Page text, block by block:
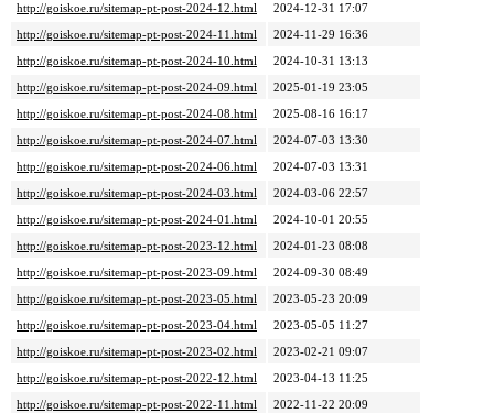
http://goiskoe.ru/sitemap-pt-post-2024-12.html
2024-12-31 17:07
http://goiskoe.ru/sitemap-pt-post-2024-11.html
2024-11-29 16:36
http://goiskoe.ru/sitemap-pt-post-2024-10.html
2024-10-31 13:13
http://goiskoe.ru/sitemap-pt-post-2024-09.html
2025-01-19 23:05
http://goiskoe.ru/sitemap-pt-post-2024-08.html
2025-08-16 16:17
http://goiskoe.ru/sitemap-pt-post-2024-07.html
2024-07-03 13:30
http://goiskoe.ru/sitemap-pt-post-2024-06.html
2024-07-03 13:31
http://goiskoe.ru/sitemap-pt-post-2024-03.html
2024-03-06 22:57
http://goiskoe.ru/sitemap-pt-post-2024-01.html
2024-10-01 20:55
http://goiskoe.ru/sitemap-pt-post-2023-12.html
2024-01-23 08:08
http://goiskoe.ru/sitemap-pt-post-2023-09.html
2024-09-30 08:49
http://goiskoe.ru/sitemap-pt-post-2023-05.html
2023-05-23 20:09
http://goiskoe.ru/sitemap-pt-post-2023-04.html
2023-05-05 11:27
http://goiskoe.ru/sitemap-pt-post-2023-02.html
2023-02-21 09:07
http://goiskoe.ru/sitemap-pt-post-2022-12.html
2023-04-13 11:25
http://goiskoe.ru/sitemap-pt-post-2022-11.html
2022-11-22 20:09